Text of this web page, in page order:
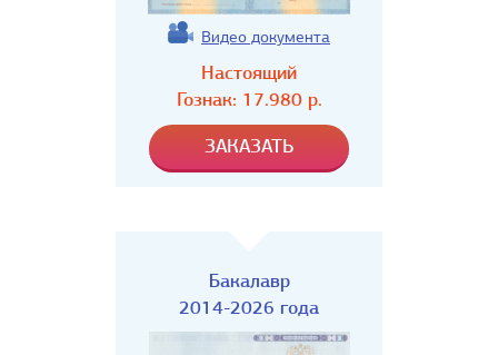
Видео документа
Настоящий
Гознак: 17.980р.
Бакалавр
2014-2026 года